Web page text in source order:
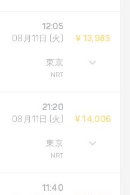
12:05
08月11日 (火)
東京
NRT
¥ 13,983
21:20
08月11日 (火)
東京
NRT
¥ 14,006
11:40